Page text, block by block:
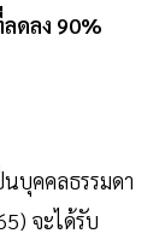
ดลง 90%
นบุคคลธรรมดา
จะได้รับ